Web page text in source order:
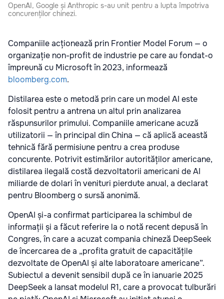
OpenAI, Google și Anthropic s-au unit pentru a lupta împotriva
concurenților chinezi.
Companiile acționează prin Frontier Model Forum — o
organizație non-profit de industrie pe care au fondat-o
împreună cu Microsoft în 2023, informează
bloomberg.com.
Distilarea este o metodă prin care un model AI este
folosit pentru a antrena un altul prin analizarea
răspunsurilor primului. Companiile americane acuză
utilizatorii — în principal din China — că aplică această
tehnică fără permisiune pentru a crea produse
concurente. Potrivit estimărilor autorităților americane,
distilarea ilegală costă dezvoltatorii americani de AI
miliarde de dolari în venituri pierdute anual, a declarat
pentru Bloomberg o sursă anonimă.
OpenAI și-a confirmat participarea la schimbul de
informații și a făcut referire la o notă recent depusă în
Congres, în care a acuzat compania chineză DeepSeek
de încercarea de a „profita gratuit de capacitățile
dezvoltate de OpenAI și alte laboratoare americane”.
Subiectul a devenit sensibil după ce în ianuarie 2025
DeepSeek a lansat modelul R1, care a provocat tulburări